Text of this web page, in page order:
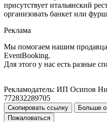
присутствует итальянский
организовать банкет или
Реклама
Мы помогаем нашим
EventBooking.
Для этого у нас есть разные
Рекламодатель: ИП Осипов
772832289705
Скопировать ссылку
Больше
Пожаловаться